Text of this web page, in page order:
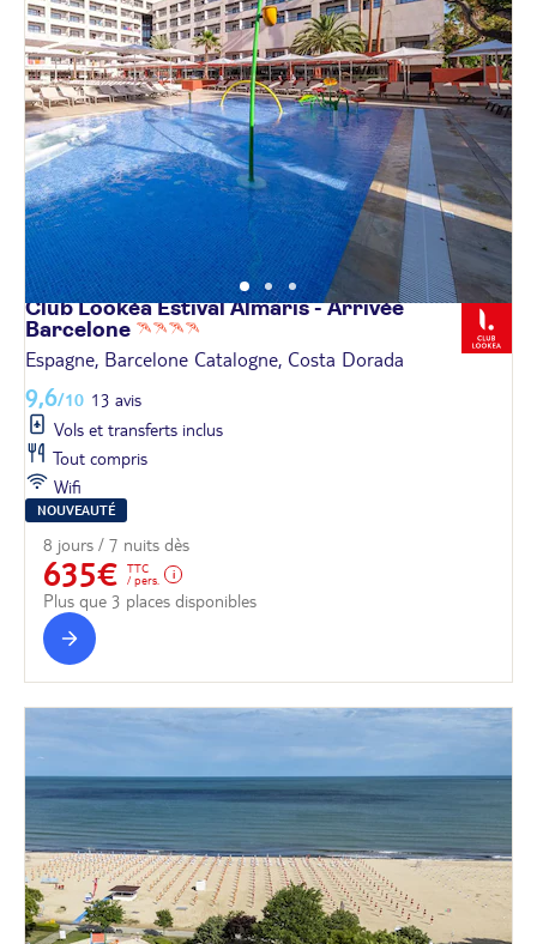
Club Lookéa Estival Almaris - Arrivée
Barcelone
Espagne, Barcelone Catalogne, Costa Dorada
9,6/10 13 avis
Vols et transferts inclus
Tout compris
Wifi
NOUVEAUTÉ
8 jours / 7 nuits dès
635€
TTC
/ pers.
Plus que 3 places disponibles